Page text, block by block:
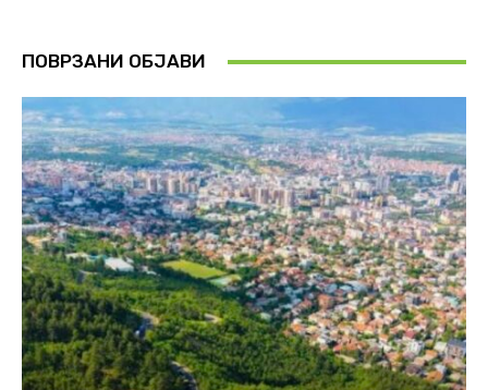
ПОВРЗАНИ ОБЈАВИ